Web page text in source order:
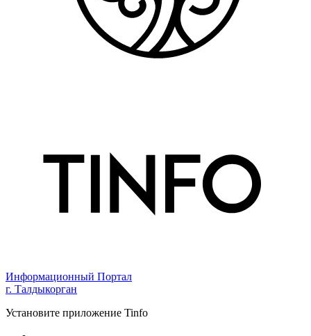
Информационный Портал
г. Талдыкорган
Установите приложение Tinfo